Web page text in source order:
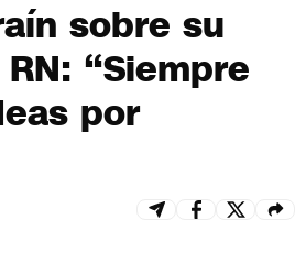
sobre su
“Siempre
por